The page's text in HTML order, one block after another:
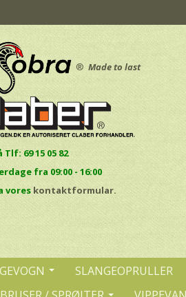
® Made to last
Tlf: 69 15 05 82
fra 09:00 - 16:00
vores kontaktformular.
SLANGEOPRULLER